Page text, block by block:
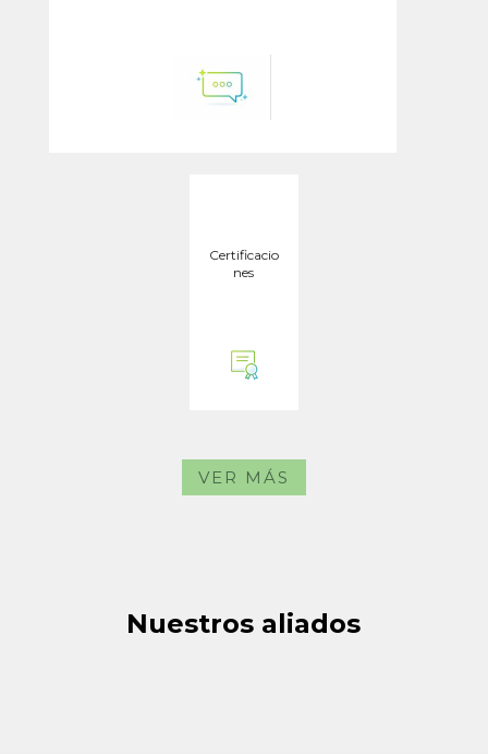
Certificacio
nes
VER MÁS
Nuestros aliados